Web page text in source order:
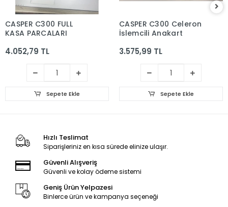
CASPER C300 FULL
KASA PARCALARI
4.052,79 TL
Sepete Ekle
CASPER C300 Celeron
İşlemcili Anakart
3.575,99 TL
Sepete Ekle
Hızlı Teslimat
Siparişleriniz en kısa sürede elinize ulaşır.
Güvenli Alışveriş
Güvenli ve kolay ödeme sistemi
Geniş Ürün Yelpazesi
Binlerce ürün ve kampanya seçeneği